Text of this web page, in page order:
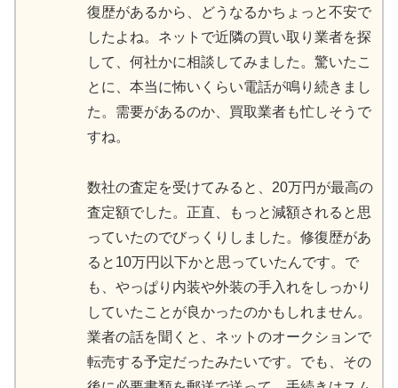
復歴があるから、どうなるかちょっと不安で
したよね。ネットで近隣の買い取り業者を探
して、何社かに相談してみました。驚いたこ
とに、本当に怖いくらい電話が鳴り続きまし
た。需要があるのか、買取業者も忙しそうで
すね。
数社の査定を受けてみると、20万円が最高の
査定額でした。正直、もっと減額されると思
っていたのでびっくりしました。修復歴があ
ると10万円以下かと思っていたんです。で
も、やっぱり内装や外装の手入れをしっかり
していたことが良かったのかもしれません。
業者の話を聞くと、ネットのオークションで
転売する予定だったみたいです。でも、その